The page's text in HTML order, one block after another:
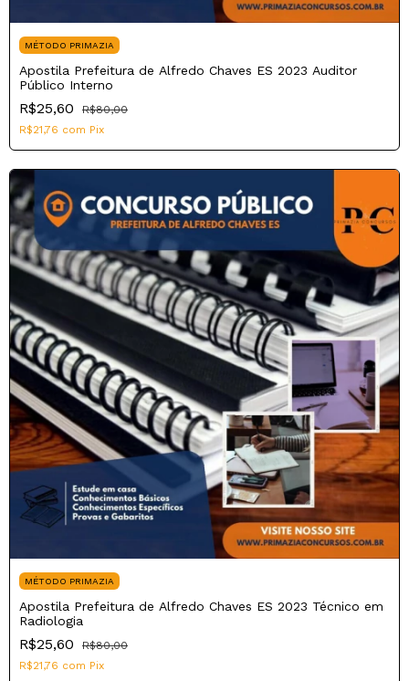
MÉTODO PRIMAZIA
Apostila Prefeitura de Alfredo Chaves ES 2023 Auditor
Público Interno
R$25,60
R$80,00
R$21,76 com Pix
MÉTODO PRIMAZIA
Apostila Prefeitura de Alfredo Chaves ES 2023 Técnico em
Radiologia
R$25,60
R$80,00
R$21,76 com Pix